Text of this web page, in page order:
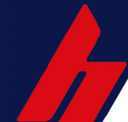
Banje
zbog
19 h 21 min